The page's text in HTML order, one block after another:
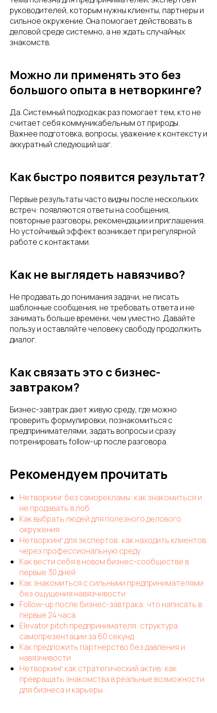
руководителей, которым нужны клиенты, партнеры и
сильное окружение. Она помогает действовать в
деловой среде системно, а не ждать случайных
знакомств.
Можно ли применять это без
большого опыта в нетворкинге?
Да. Системный подход как раз помогает тем, кто не
считает себя коммуникабельным от природы.
Важнее подготовка, вопросы, уважение к контексту и
аккуратный следующий шаг.
Как быстро появится результат?
Первые результаты часто видны после нескольких
встреч: появляются ответы на сообщения,
повторные разговоры, рекомендации и приглашения.
Но устойчивый эффект возникает при регулярной
работе с контактами.
Как не выглядеть навязчиво?
Не продавать до понимания задачи, не писать
шаблонные сообщения, не требовать ответа и не
занимать больше времени, чем уместно. Давайте
пользу и оставляйте человеку свободу продолжить
диалог.
Как связать это с бизнес-
завтраком?
Бизнес-завтрак дает живую среду, где можно
проверить формулировки, познакомиться с
предпринимателями, задать вопросы и сразу
потренировать follow-up после разговора.
Рекомендуем прочитать
Нетворкинг без саморекламы: как знакомиться и
не продавать в лоб
Как выбрать людей для полезного делового
окружения
Нетворкинг для экспертов: как находить клиентов
через профессиональную среду
Как вести себя в новом бизнес-сообществе в
первые 30 дней
Как знакомиться с сильными предпринимателями
без ощущения навязчивости
Follow-up после бизнес-завтрака: что написать в
первые 24 часа
Elevator pitch предпринимателя: структура
самопрезентации за 60 секунд
Как предложить партнерство без давления и
навязчивости
Нетворкинг как стратегический актив: как
превращать знакомства в реальные возможности
для бизнеса и карьеры